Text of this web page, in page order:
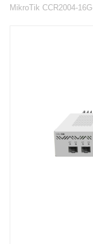
MikroTik CCR2004-